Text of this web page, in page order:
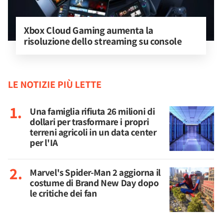
Xbox Cloud Gaming aumenta la
risoluzione dello streaming su console
LE NOTIZIE PIÙ LETTE
Una famiglia rifiuta 26 milioni di
dollari per trasformare i propri
terreni agricoli in un data center
per l'IA
Marvel's Spider-Man 2 aggiorna il
costume di Brand New Day dopo
le critiche dei fan